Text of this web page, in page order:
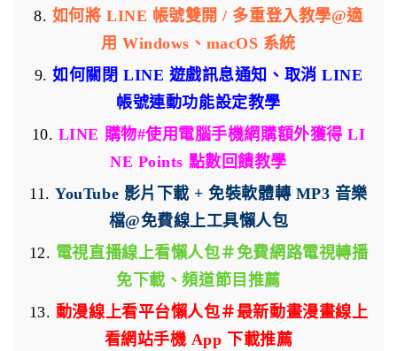
8. 如何將 LINE 帳號雙開 / 多重登入教學@適
用 Windows、macOS 系統
9.如何關閉 LINE 遊戲訊息通知、取消 LINE
帳號連動功能設定教學
10. LINE 購物#使用電腦手機網購額外獲得 LI
NE Points 點數回饋教學
11.YouTube 影片下載 + 免裝軟體轉 MP3 音樂
檔@免費線上工具懶人包
12. 電視直播線上看懶人包＃免費網路電視轉播
免下載、頻道節目推薦
13. 動漫線上看平台懶人包＃最新動畫漫畫線上
看網站手機 App 下載推薦